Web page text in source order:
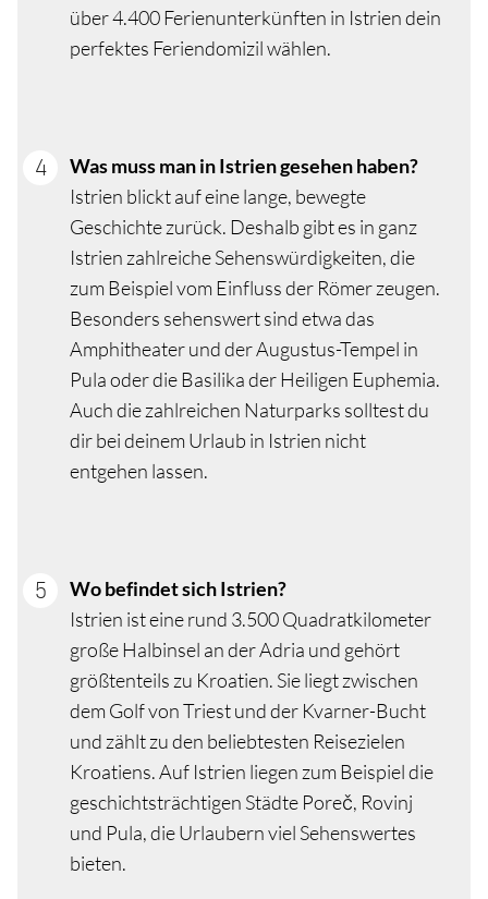
über 4.400 Ferienunterkünften in Istrien dein
perfektes Feriendomizil wählen.
Was muss man in Istrien gesehen haben?
Istrien blickt auf eine lange, bewegte
Geschichte zurück. Deshalb gibt es in ganz
Istrien zahlreiche Sehenswürdigkeiten, die
zum Beispiel vom Einfluss der Römer zeugen.
Besonders sehenswert sind etwa das
Amphitheater und der Augustus-Tempel in
Pula oder die Basilika der Heiligen Euphemia.
Auch die zahlreichen Naturparks solltest du
dir bei deinem Urlaub in Istrien nicht
entgehen lassen.
Wo befindet sich Istrien?
Istrien ist eine rund 3.500 Quadratkilometer
große Halbinsel an der Adria und gehört
größtenteils zu Kroatien. Sie liegt zwischen
dem Golf von Triest und der Kvarner-Bucht
und zählt zu den beliebtesten Reisezielen
Kroatiens. Auf Istrien liegen zum Beispiel die
geschichtsträchtigen Städte Poreč, Rovinj
und Pula, die Urlaubern viel Sehenswertes
bieten.